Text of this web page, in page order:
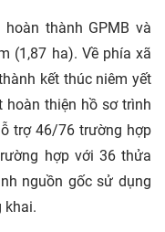
thành GPMB và
(1,87 ha). Về phía xã
kết thúc niêm yết
hoàn thiện hồ sơ trình
trợ 46/76 trường hợp
hợp với 36 thửa
nguồn gốc sử dụng
khai.